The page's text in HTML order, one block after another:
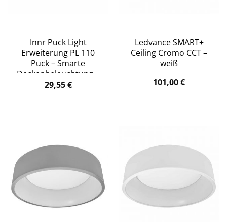
Innr Puck Light
Erweiterung PL 110
Puck – Smarte
Deckenbeleuchtung –
Gold
29,55€
Ledvance SMART+
Ceiling Cromo CCT –
weiß
101,00€